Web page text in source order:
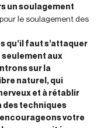
un soulagement
le soulagement des
qu’il faut s’attaquer
seulement aux
sur la
naturel, qui
et à rétablir
des techniques
votre